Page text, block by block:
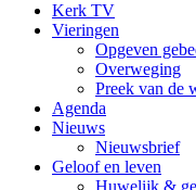
Kerk TV
Vieringen
Opgeven
Overweging
Preek van de
Agenda
Nieuws
Nieuwsbrief
Geloof en leven
Huwelijk &